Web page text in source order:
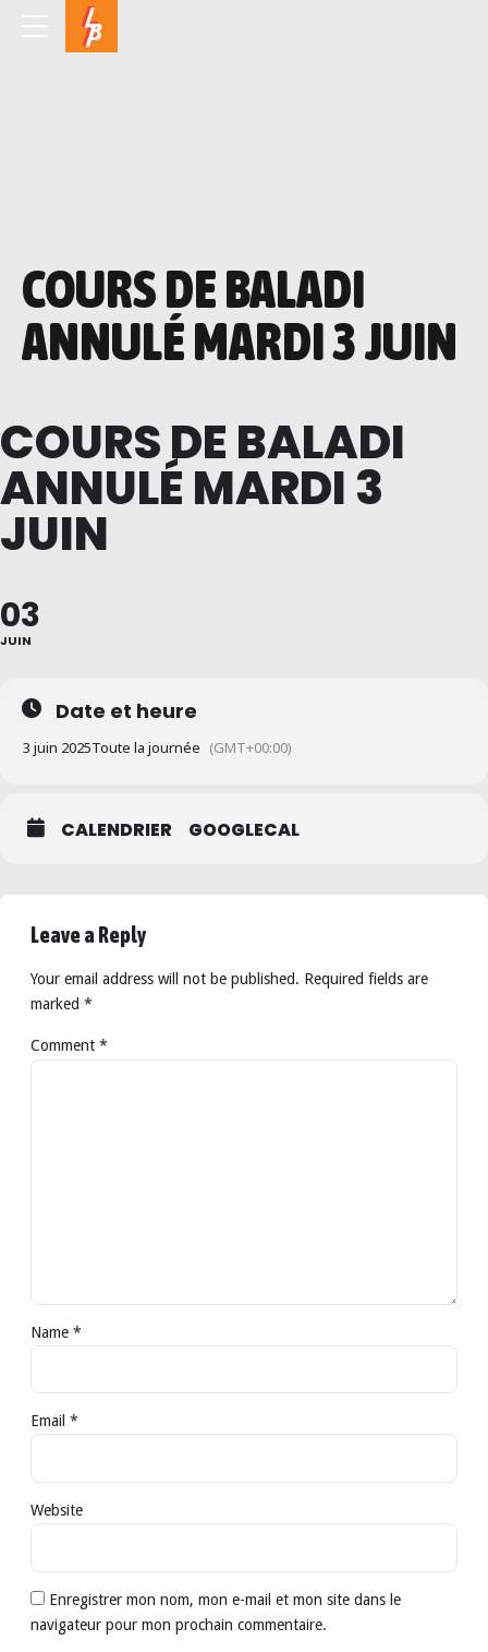
COURS DE BALADI
ANNULÉ MARDI 3 JUIN
COURS DE BALADI
ANNULÉ MARDI 3
JUIN
03
JUIN
Date et heure
3 juin 2025Toute la journée (GMT+00:00)
CALENDRIER GOOGLECAL
Leave a Reply
Your email address will not be published. Required fields are
marked *
Comment *
Name *
Email *
Website
Enregistrer mon nom, mon e-mail et mon site dans le
navigateur pour mon prochain commentaire.